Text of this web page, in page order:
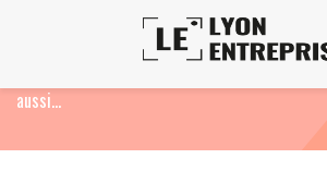
Actualité: Edito
Musée des Tissus :
aussi…